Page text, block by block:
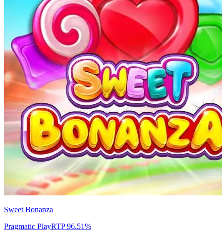
Sweet Bonanza
Pragmatic PlayRTP96.51%